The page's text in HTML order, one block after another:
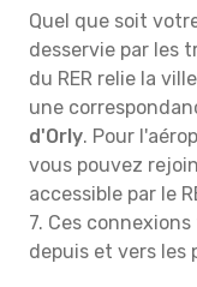
Quel que soit
desservie par les
du RER relie la
une
d'Orly. Pour
vous pouvez
accessible par le
7. Ces
depuis et vers les